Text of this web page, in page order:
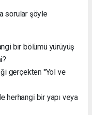
sorular şöyle
bir bölümü yürüyüş
gerçekten "Yol ve
herhangi bir yapı veya